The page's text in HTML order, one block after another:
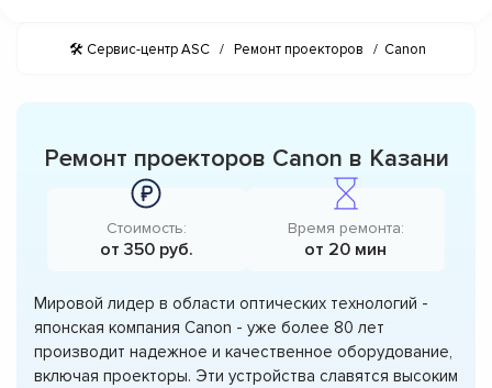
🛠 Сервис-центр ASC / Ремонт проекторов / Canon
Ремонт проекторов Canon в Казани
Стоимость:
от 350 руб.
Время ремонта:
от 20 мин
Мировой лидер в области оптических технологий -
японская компания Canon - уже более 80 лет
производит надежное и качественное оборудование,
включая проекторы. Эти устройства славятся высоким